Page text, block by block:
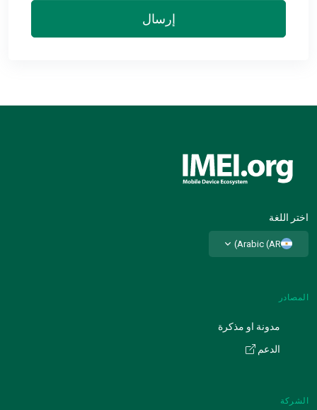
إرسال
اختر اللغة
Arabic (AR)
المصادر
مدونة او مذكرة
الدعم
الشركة